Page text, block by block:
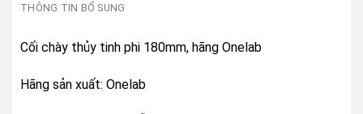
THÔNG TIN BỔ SUNG
Cối chày thủy tinh phi 180mm, hãng Onelab
Hãng sản xuất: Onelab